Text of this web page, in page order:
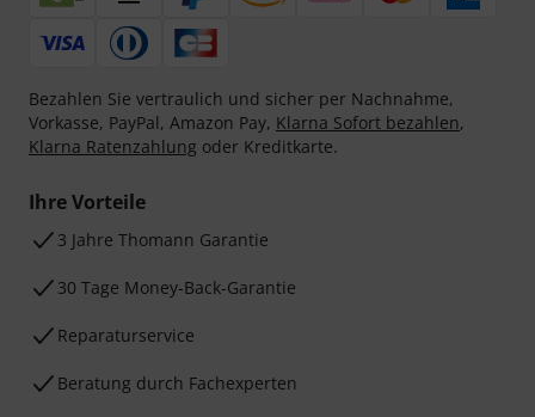
Bezahlen Sie vertraulich und sicher per Nachnahme,
Vorkasse, PayPal, Amazon Pay, Klarna Sofort bezahlen,
Klarna Ratenzahlung oder Kreditkarte.
Ihre Vorteile
3 Jahre Thomann Garantie
30 Tage Money-Back-Garantie
Reparaturservice
Beratung durch Fachexperten